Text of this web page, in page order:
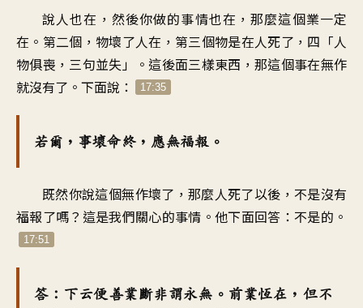
說人也在，然後你做的事情也在，那麼這個業一定
在。第二個，物壞了人在，第三個物是在人死了，四「人
物俱喪，三句並失」。這後面三樣東西，那這個事在無作
就沒有了。下面說：
17:35
若爾，事壞命終，應無福報。
既然你說這個無作壞了，那麼人死了以後，不是沒有
福報了嗎？這是我們關心的事情。他下面回答：不是的。
17:51
答：下云便善業斷非謂永無。前業恆在，但不